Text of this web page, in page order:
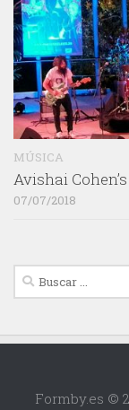
MÚSICA
Avishai
07/07/2018
Buscar:
Formby.es ©